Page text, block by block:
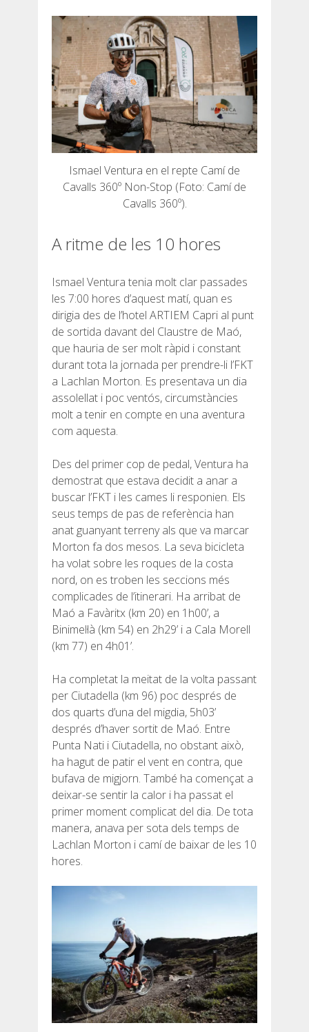
NORMES I CRITERIS DE VALIDACIÓ
RÀNQUING
SERVEI D’ASSISTÈNCIA
ENVIA UN INTENT
SERVEIS INCLOSOS
ALLOTJAMENT
EXTRES
REGLAMENT
QUI SOM
COMPROMÍS AMBIENTAL
PROJECTE DE CONSERVACIÓ
0º PLÀSTIC
RECUPERACIÓ DE TORRENTS
RESSENYES
BLOG
ENGLISH
FRANÇAIS
Ismael Ventura en el repte Camí de
Cavalls 360º Non-Stop (Foto: Camí de
Cavalls 360º).
A ritme de les 10 hores
Ismael Ventura tenia molt clar passades
les 7:00 hores d’aquest matí, quan es
dirigia des de l’hotel ARTIEM Capri al punt
de sortida davant del Claustre de Maó,
que hauria de ser molt ràpid i constant
durant tota la jornada per prendre-li l’FKT
a Lachlan Morton. Es presentava un dia
assolellat i poc ventós, circumstàncies
molt a tenir en compte en una aventura
com aquesta.
Des del primer cop de pedal, Ventura ha
demostrat que estava decidit a anar a
buscar l’FKT i les cames li responien. Els
seus temps de pas de referència han
anat guanyant terreny als que va marcar
Morton fa dos mesos. La seva bicicleta
ha volat sobre les roques de la costa
nord, on es troben les seccions més
complicades de l’itinerari. Ha arribat de
Maó a Favàritx (km 20) en 1h00’, a
Binimel·là (km 54) en 2h29’ i a Cala Morell
(km 77) en 4h01’.
Ha completat la meitat de la volta passant
per Ciutadella (km 96) poc després de
dos quarts d’una del migdia, 5h03’
després d’haver sortit de Maó. Entre
Punta Nati i Ciutadella, no obstant això,
ha hagut de patir el vent en contra, que
bufava de migjorn. També ha començat a
deixar-se sentir la calor i ha passat el
primer moment complicat del dia. De tota
manera, anava per sota dels temps de
Lachlan Morton i camí de baixar de les 10
hores.